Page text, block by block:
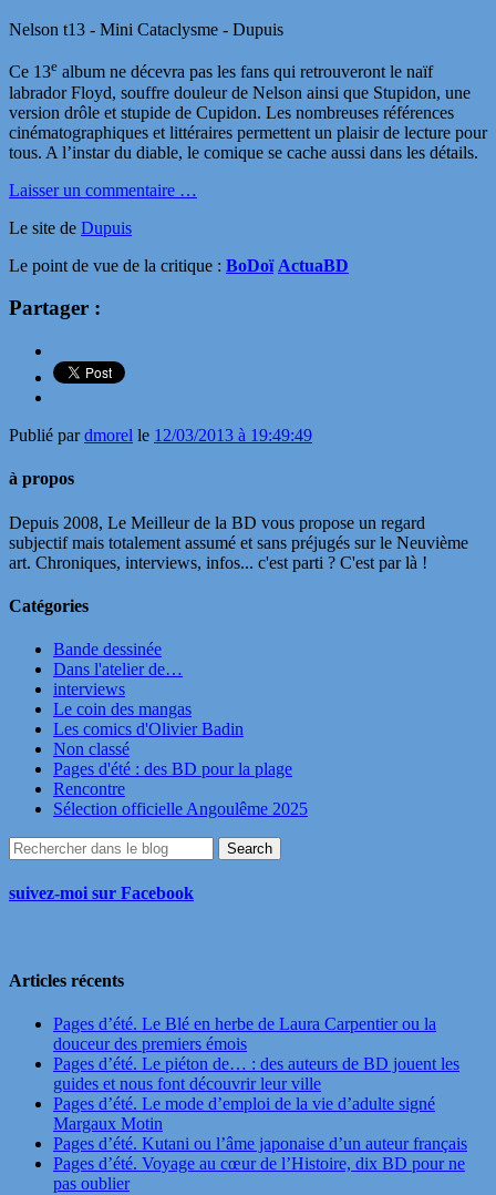
Nelson t13 - Mini Cataclysme - Dupuis
Ce 13e album ne décevra pas les fans qui retrouveront le naïf
labrador Floyd, souffre douleur de Nelson ainsi que Stupidon, une
version drôle et stupide de Cupidon. Les nombreuses références
cinématographiques et littéraires permettent un plaisir de lecture pour
tous. A l’instar du diable, le comique se cache aussi dans les détails.
Laisser un commentaire …
Le site de Dupuis
Le point de vue de la critique : BoDoï ActuaBD
Partager :
Publié pardmorel le 12/03/2013 à 19:49:49
à propos
Depuis 2008, Le Meilleur de la BD vous propose un regard
subjectif mais totalement assumé et sans préjugés sur le Neuvième
art. Chroniques, interviews, infos... c'est parti ? C'est par là !
Catégories
Bande dessinée
Dans l'atelier de…
interviews
Le coin des mangas
Les comics d'Olivier Badin
Non classé
Pages d'été : des BD pour la plage
Rencontre
Sélection officielle Angoulême 2025
suivez-moi sur Facebook
Articles récents
Pages d’été. Le Blé en herbe de Laura Carpentier ou la
douceur des premiers émois
Pages d’été. Le piéton de… : des auteurs de BD jouent les
guides et nous font découvrir leur ville
Pages d’été. Le mode d’emploi de la vie d’adulte signé
Margaux Motin
Pages d’été. Kutani ou l’âme japonaise d’un auteur français
Pages d’été. Voyage au cœur de l’Histoire, dix BD pour ne
pas oublier